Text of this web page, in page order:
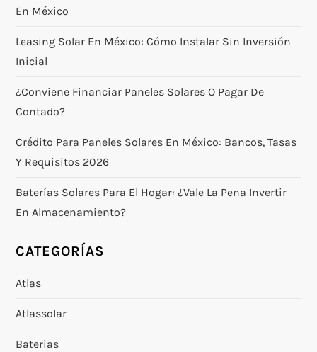
En México
Leasing Solar En México: Cómo Instalar Sin Inversión
Inicial
¿Conviene Financiar Paneles Solares O Pagar De
Contado?
Crédito Para Paneles Solares En México: Bancos, Tasas
Y Requisitos 2026
Baterías Solares Para El Hogar: ¿vale La Pena Invertir
En Almacenamiento?
CATEGORÍAS
Atlas
Atlassolar
Baterias